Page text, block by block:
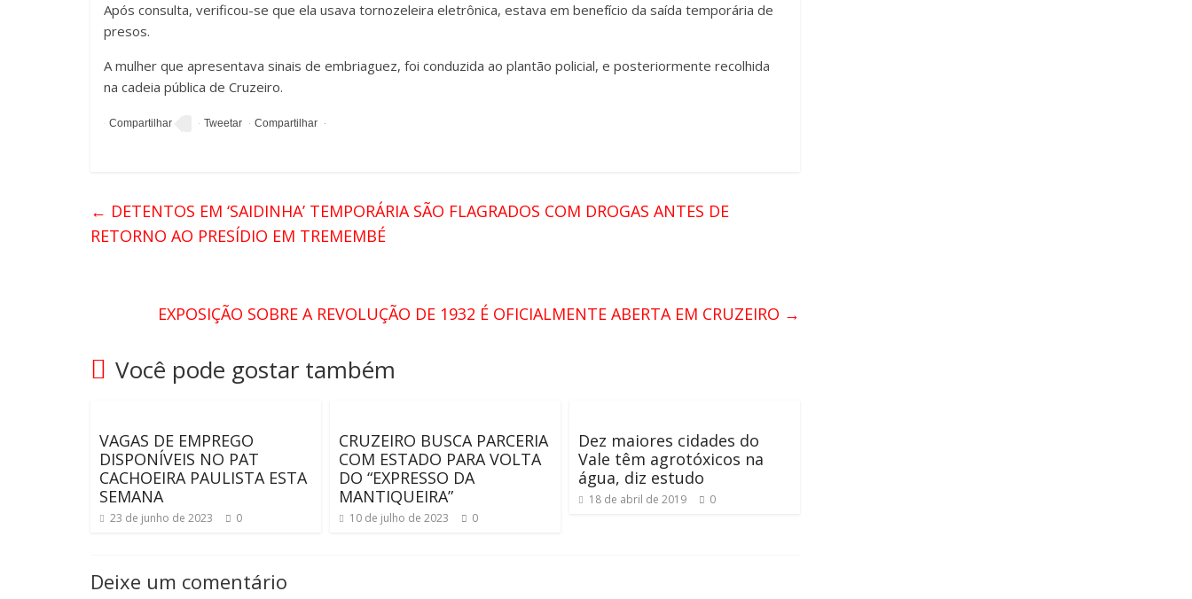
Após consulta, verificou-se que ela usava tornozeleira eletrônica, estava em benefício da saída temporária de
presos.
A mulher que apresentava sinais de embriaguez, foi conduzida ao plantão policial, e posteriormente recolhida
na cadeia pública de Cruzeiro.
← DETENTOS EM ‘SAIDINHA’ TEMPORÁRIA SÃO FLAGRADOS COM DROGAS ANTES DE
RETORNO AO PRESÍDIO EM TREMEMBÉ
EXPOSIÇÃO SOBRE A REVOLUÇÃO DE 1932 É OFICIALMENTE ABERTA EM CRUZEIRO →
Você pode gostar também
VAGAS DE EMPREGO
DISPONÍVEIS NO PAT
CACHOEIRA PAULISTA ESTA
SEMANA
23 de junho de 2023 0
CRUZEIRO BUSCA PARCERIA
COM ESTADO PARA VOLTA
DO “EXPRESSO DA
MANTIQUEIRA”
10 de julho de 2023 0
Dez maiores cidades do
Vale têm agrotóxicos na
água, diz estudo
18 de abril de 2019 0
Deixe um comentário